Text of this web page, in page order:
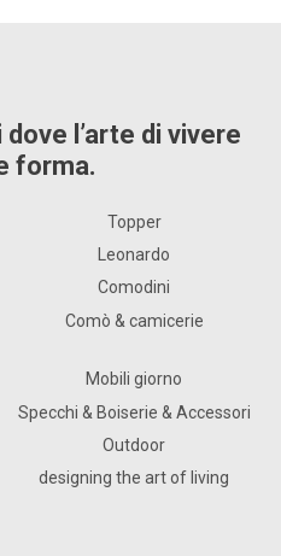
l’arte di vivere
forma.
Topper
Leonardo
Comodini
Comò & camicerie
Mobili giorno
Specchi & Boiserie & Accessori
Outdoor
designing the art of living